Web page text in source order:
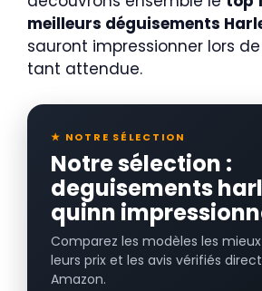
meilleurs déguisements
sauront impressionner lors
tant attendue.
★ NOTRE SÉLECTION
Notre sélection :
deguisements
quinn
Comparez les modèles les
leurs prix et les avis vérifiés
Amazon.